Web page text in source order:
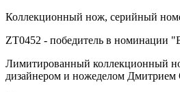
Коллекционный нож, серийный
ZT0452 - победитель в номинации
Лимитированный коллекционный
дизайнером и ножеделом Дмитрием